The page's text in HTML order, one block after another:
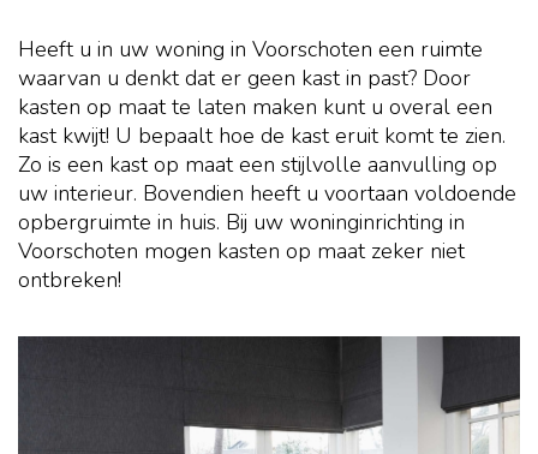
Heeft u in uw woning in Voorschoten een ruimte
waarvan u denkt dat er geen kast in past? Door
kasten op maat te laten maken kunt u overal een
kast kwijt! U bepaalt hoe de kast eruit komt te zien.
Zo is een kast op maat een stijlvolle aanvulling op
uw interieur. Bovendien heeft u voortaan voldoende
opbergruimte in huis. Bij uw woninginrichting in
Voorschoten mogen kasten op maat zeker niet
ontbreken!